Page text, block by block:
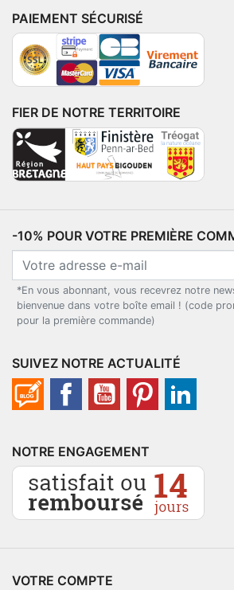
PAIEMENT SÉCURISÉ
FIER DE NOTRE TERRITOIRE
-10% POUR VOTRE PREMIÈRE
*En vous abonnant, vous recevrez notre
bienvenue dans votre boîte email ! (code
pour la première commande)
SUIVEZ NOTRE ACTUALITÉ
NOTRE ENGAGEMENT
VOTRE COMPTE